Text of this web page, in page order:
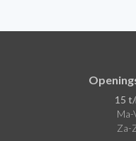
15
Ma-
Za-